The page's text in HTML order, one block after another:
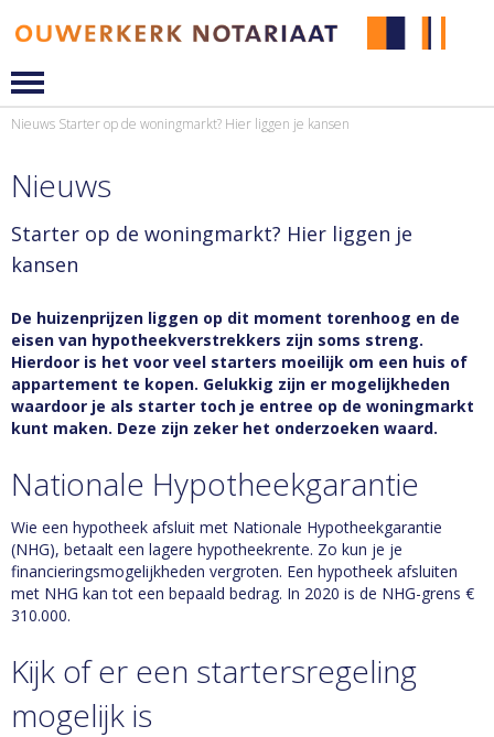
Nieuws Starter op de woningmarkt? Hier liggen je kansen
Nieuws
Starter op de woningmarkt? Hier liggen je
kansen
De huizenprijzen liggen op dit moment torenhoog en de
eisen van hypotheekverstrekkers zijn soms streng.
Hierdoor is het voor veel starters moeilijk om een huis of
appartement te kopen. Gelukkig zijn er mogelijkheden
waardoor je als starter toch je entree op de woningmarkt
kunt maken. Deze zijn zeker het onderzoeken waard.
Nationale Hypotheekgarantie
Wie een hypotheek afsluit met Nationale Hypotheekgarantie
(NHG), betaalt een lagere hypotheekrente. Zo kun je je
financieringsmogelijkheden vergroten. Een hypotheek afsluiten
met NHG kan tot een bepaald bedrag. In 2020 is de NHG-grens €
310.000.
Kijk of er een startersregeling
mogelijk is